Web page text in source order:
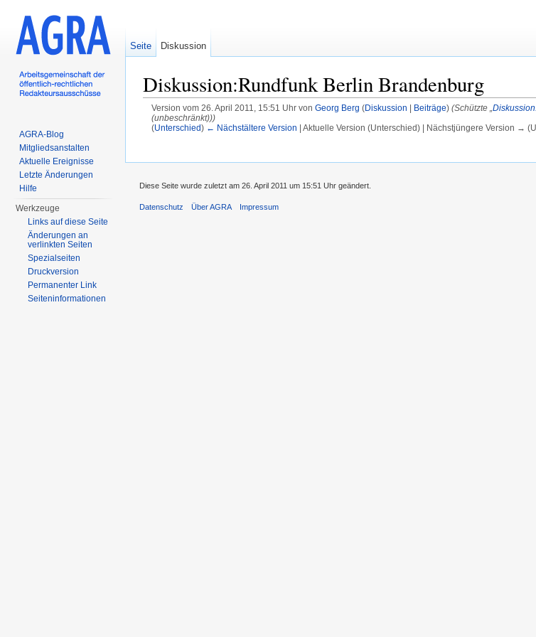
Diskussion:Rundfunk Berlin Brandenburg
Version vom 26. April 2011, 15:51 Uhr von Georg Berg (Diskussion Beiträge) (Schützte „
(unbeschränkt)))
(Unterschied) ← Nächstältere Version | Aktuelle Version (Unterschied) | Nächstjüngere Version →
Seite Diskussion
AGRA-Blog
Mitgliedsanstalten
Aktuelle Ereignisse
Letzte Änderungen
Hilfe
Werkzeuge
Links auf diese Seite
Änderungen an
verlinkten Seiten
Spezialseiten
Druckversion
Permanenter Link
Seiten­informationen
Diese Seite wurde zuletzt am 26. April 2011 um 15:51 Uhr geändert.
Datenschutz Über AGRA Impressum